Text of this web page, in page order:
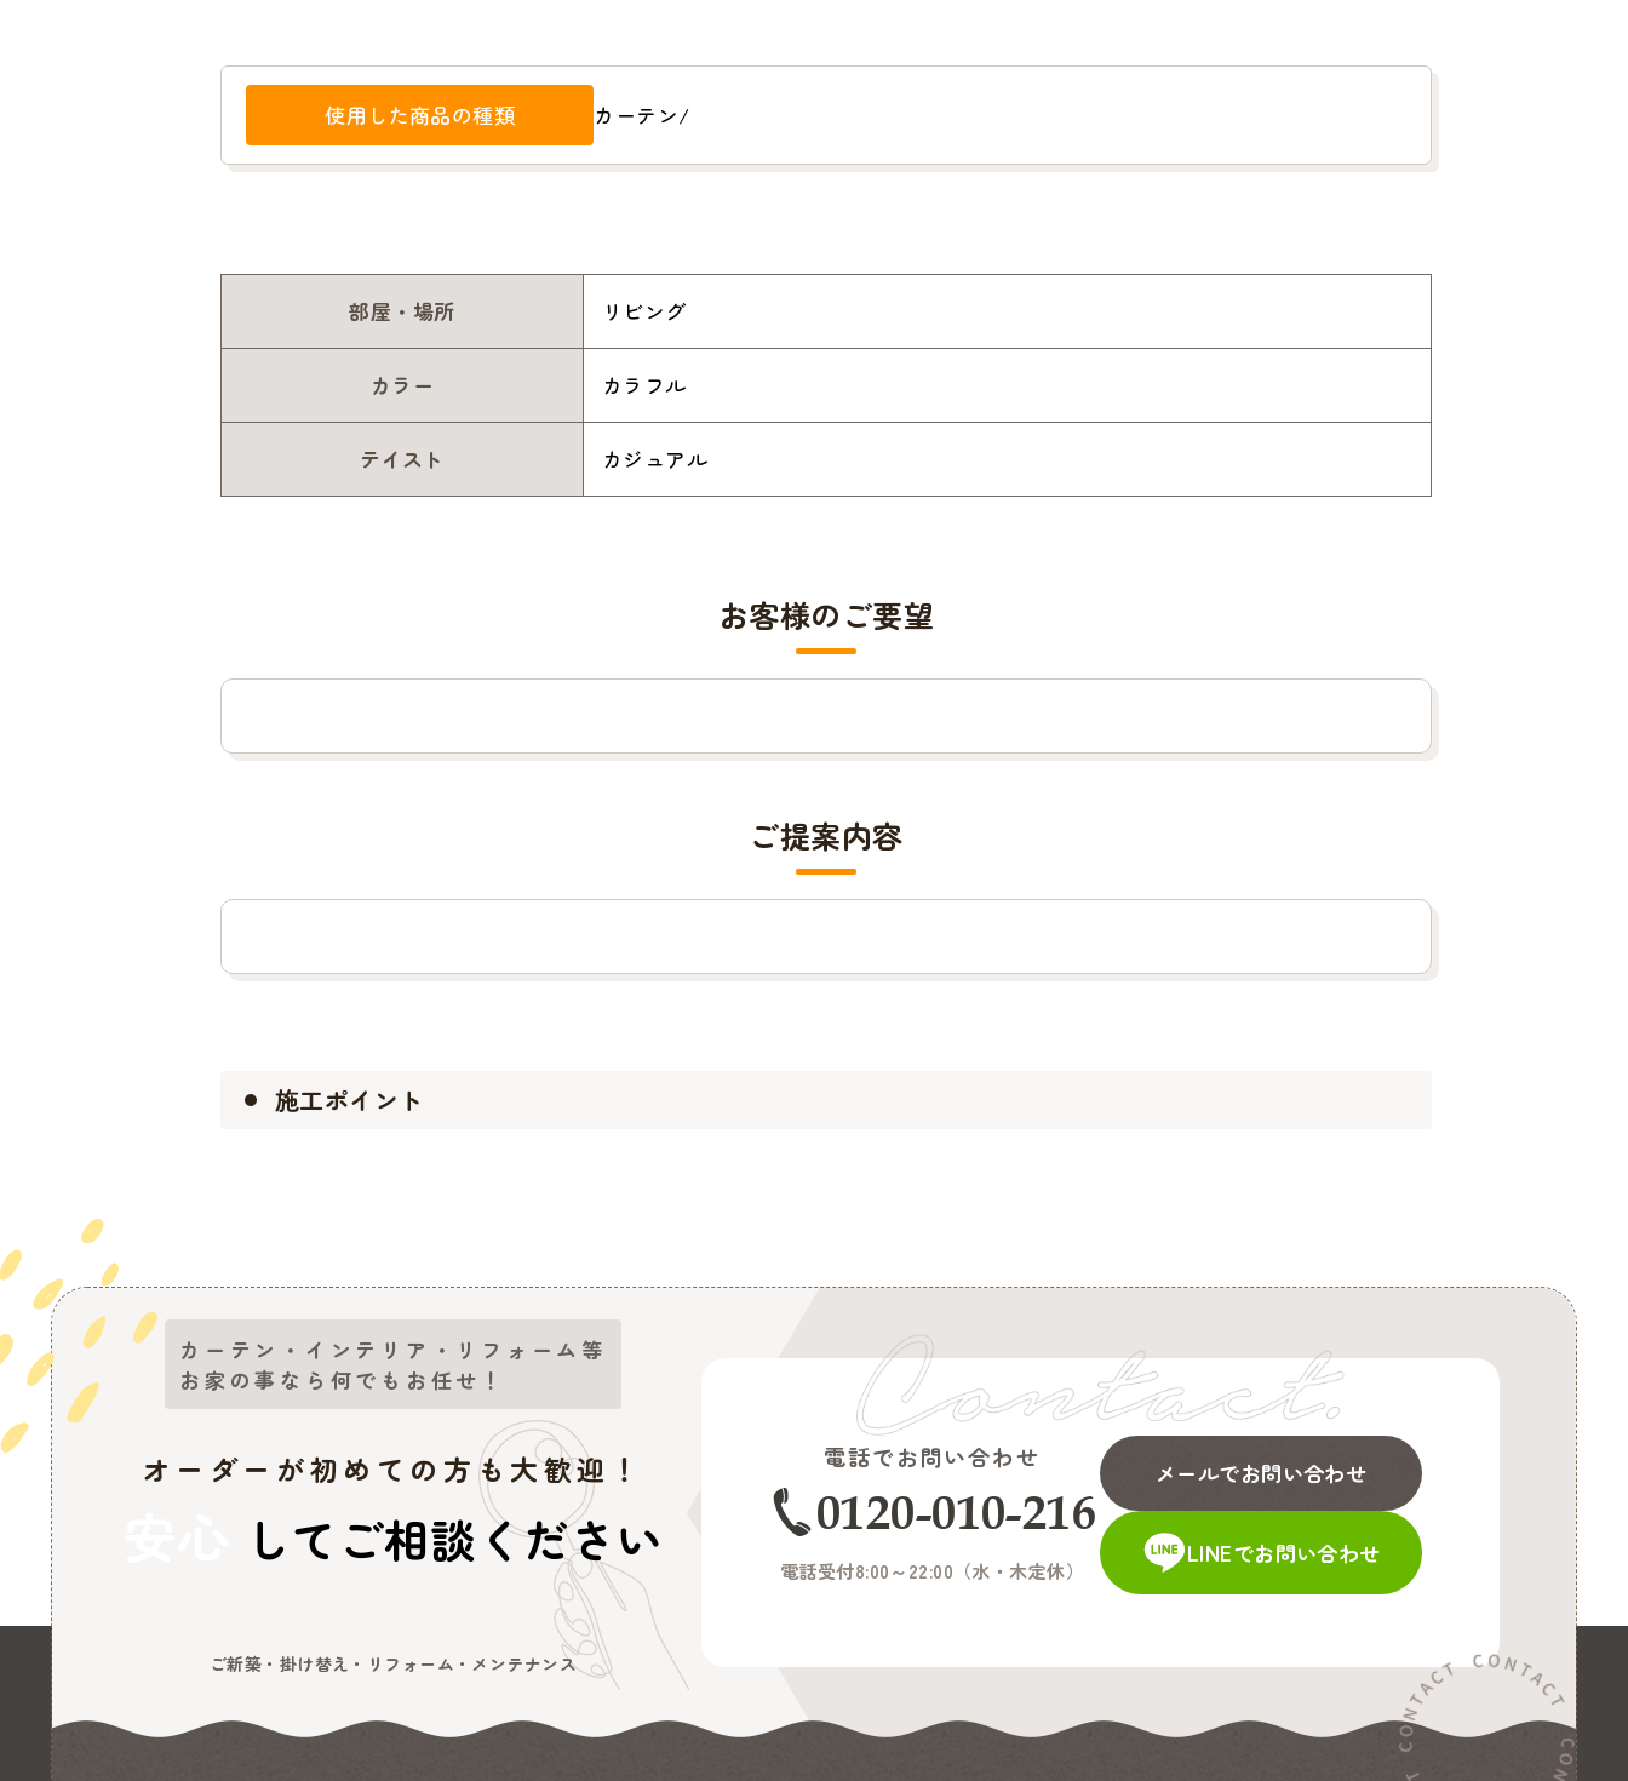
使用した商品の種類 カーテン/
部屋・場所 リビング
カラー カラフル
テイスト カジュアル
お客様のご要望
ご提案内容
施工ポイント
カーテン・インテリア・リフォーム等
お家の事なら何でもお任せ！
オーダーが初めての方も大歓迎！
してご相談ください
ご新築・掛け替え・リフォーム・メンテナンス
電話でお問い合わせ
0120-010-216
電話受付8:00～22:00（水・木定休）
メールでお問い合わせ
LINEでお問い合わせ